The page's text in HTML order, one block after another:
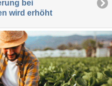
bei
wird erhöht